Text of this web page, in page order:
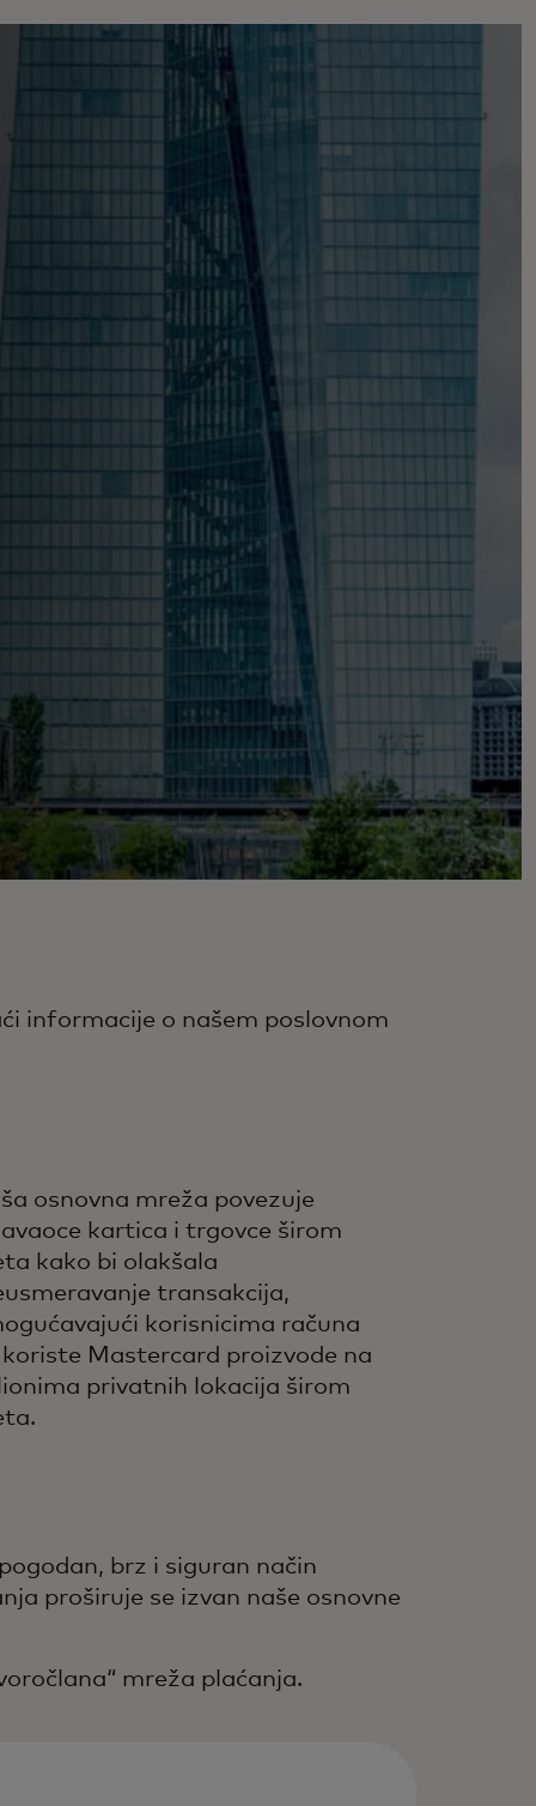
informacije o našem poslovnom
osnovna mreža povezuje
kartica i trgovce širom
kako bi olakšala
transakcija,
korisnicima računa
Mastercard proizvode na
privatnih lokacija širom
brz i siguran način
proširuje se izvan naše osnovne
mreža plaćanja.